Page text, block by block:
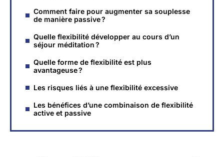
Comment faire pour augmenter sa souplesse
de manière passive ?
Quelle flexibilité développer au cours d’un
séjour méditation ?
Quelle forme de flexibilité est plus
avantageuse ?
Les risques liés à une flexibilité excessive
Les bénéfices d’une combinaison de flexibilité
active et passive